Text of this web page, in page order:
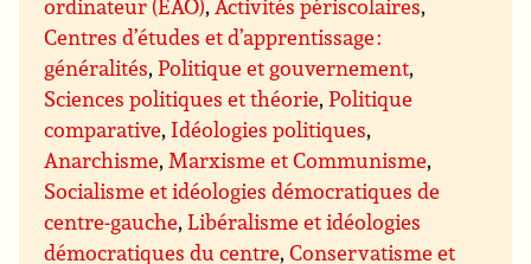
ordinateur (EAO),Activités périscolaires,
Centres d’études et d’apprentissage :
généralités,Politique et gouvernement,
Sciences politiques et théorie,Politique
comparative, Idéologies politiques,
Anarchisme,Marxisme et Communisme,
Socialisme et idéologies démocratiques de
centre-gauche,Libéralisme et idéologies
démocratiques du centre,Conservatisme et